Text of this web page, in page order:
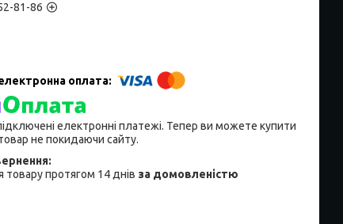
81-86
електронні платежі. Тепер ви можете купити
не покидаючи сайту.
товару протягом 14 днів за домовленістю